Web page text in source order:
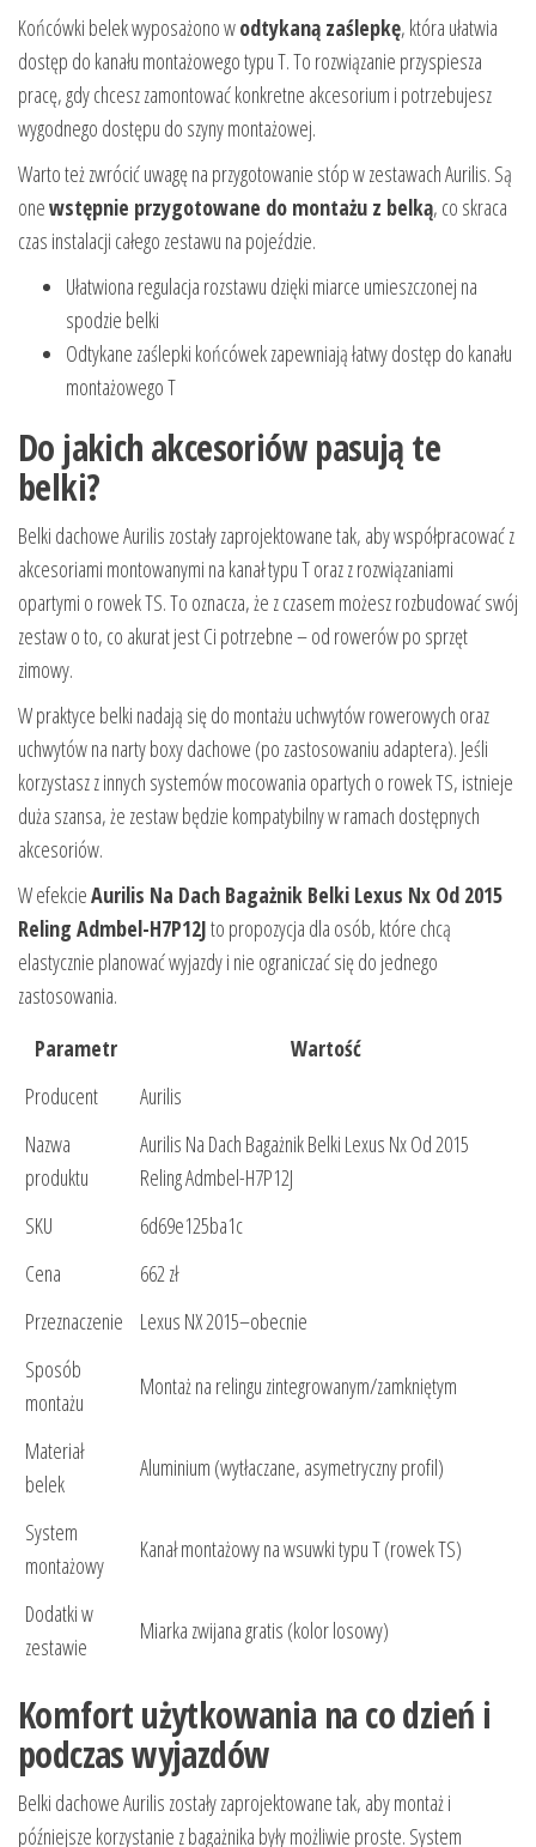
Końcówki belek wyposażono wodtykaną zaślepkę, która ułatwia
dostęp do kanału montażowego typu T. To rozwiązanie przyspiesza
pracę, gdy chcesz zamontować konkretne akcesorium i potrzebujesz
wygodnego dostępu do szyny montażowej.
Warto też zwrócić uwagę na przygotowanie stóp w zestawach Aurilis. Są
onewstępnie przygotowane do montażu z belką, co skraca
czas instalacji całego zestawu na pojeździe.
Ułatwiona regulacja rozstawu dzięki miarce umieszczonej na
spodzie belki
Odtykane zaślepki końcówek zapewniają łatwy dostęp do kanału
montażowego T
Do jakich akcesoriów pasują te
belki?
Belki dachowe Aurilis zostały zaprojektowane tak, aby współpracować z
akcesoriami montowanymi na kanał typu T oraz z rozwiązaniami
opartymi o rowek TS. To oznacza, że z czasem możesz rozbudować swój
zestaw o to, co akurat jest Ci potrzebne – od rowerów po sprzęt
zimowy.
W praktyce belki nadają się do montażu uchwytów rowerowych oraz
uchwytów na narty boxy dachowe (po zastosowaniu adaptera). Jeśli
korzystasz z innych systemów mocowania opartych o rowek TS, istnieje
duża szansa, że zestaw będzie kompatybilny w ramach dostępnych
akcesoriów.
W efekcieAurilis Na Dach Bagażnik Belki Lexus Nx Od 2015
Reling Admbel-H7P12Jto propozycja dla osób, które chcą
elastycznie planować wyjazdy i nie ograniczać się do jednego
zastosowania.
Parametr
Wartość
Producent
Aurilis
Nazwa
produktu
Aurilis Na Dach Bagażnik Belki Lexus Nx Od 2015
Reling Admbel-H7P12J
SKU
6d69e125ba1c
Cena
662 zł
Przeznaczenie
Lexus NX 2015–obecnie
Sposób
montażu
Montaż na relingu zintegrowanym/zamkniętym
Materiał
belek
Aluminium (wytłaczane, asymetryczny profil)
System
montażowy
Kanał montażowy na wsuwki typu T (rowek TS)
Dodatki w
zestawie
Miarka zwijana gratis (kolor losowy)
Komfort użytkowania na co dzień i
podczas wyjazdów
Belki dachowe Aurilis zostały zaprojektowane tak, aby montaż i
późniejsze korzystanie z bagażnika były możliwie proste. System